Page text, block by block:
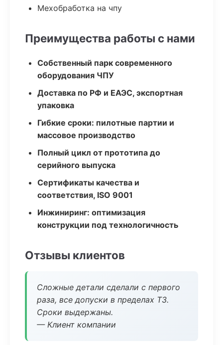
Мехобработка на чпу
Преимущества работы с нами
Собственный парк современного
оборудования ЧПУ
Доставка по РФ и ЕАЭС, экспортная
упаковка
Гибкие сроки: пилотные партии и
массовое производство
Полный цикл от прототипа до
серийного выпуска
Сертификаты качества и
соответствия, ISO 9001
Инжиниринг: оптимизация
конструкции под технологичность
Отзывы клиентов
Сложные детали сделали с первого
раза, все допуски в пределах ТЗ.
Сроки выдержаны.
— Клиент компании